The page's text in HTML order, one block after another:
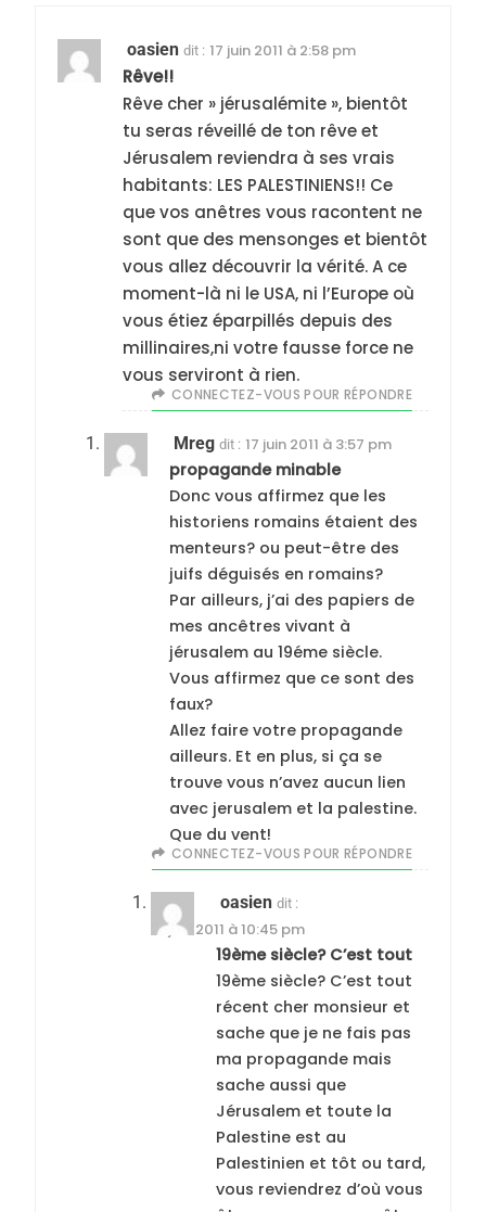
oasien dit : 17 juin 2011 à 2:58 pm
Rêve!!
Rêve cher » jérusalémite », bientôt
tu seras réveillé de ton rêve et
Jérusalem reviendra à ses vrais
habitants: LES PALESTINIENS!! Ce
que vos anêtres vous racontent ne
sont que des mensonges et bientôt
vous allez découvrir la vérité. A ce
moment-là ni le USA, ni l’Europe où
vous étiez éparpillés depuis des
millinaires,ni votre fausse force ne
vous serviront à rien.
CONNECTEZ-VOUS POUR RÉPONDRE
Mreg dit : 17 juin 2011 à 3:57 pm
propagande minable
Donc vous affirmez que les
historiens romains étaient des
menteurs? ou peut-être des
juifs déguisés en romains?
Par ailleurs, j’ai des papiers de
mes ancêtres vivant à
jérusalem au 19éme siècle.
Vous affirmez que ce sont des
faux?
Allez faire votre propagande
ailleurs. Et en plus, si ça se
trouve vous n’avez aucun lien
avec jerusalem et la palestine.
Que du vent!
CONNECTEZ-VOUS POUR RÉPONDRE
oasien dit :
17 juin 2011 à 10:45 pm
19ème siècle? C’est tout
19ème siècle? C’est tout
récent cher monsieur et
sache que je ne fais pas
ma propagande mais
sache aussi que
Jérusalem et toute la
Palestine est au
Palestinien et tôt ou tard,
vous reviendrez d’où vous